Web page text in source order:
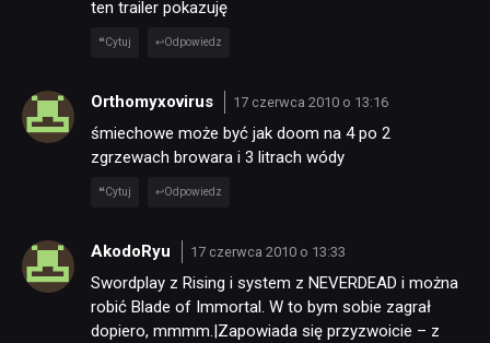
ten trailer pokazuję
Cytuj Odpowiedz
Orthomyxovirus 17 czerwca 2010 o 13:16
śmiechowe może być jak doom na 4 po 2
zgrzewach browara i 3 litrach wódy
Cytuj Odpowiedz
AkodoRyu 17 czerwca 2010 o 13:33
Swordplay z Rising i system z NEVERDEAD i można
robić Blade of Immortal. W to bym sobie zagrał
dopiero, mmmm.|Zapowiada się przyzwoicie – z